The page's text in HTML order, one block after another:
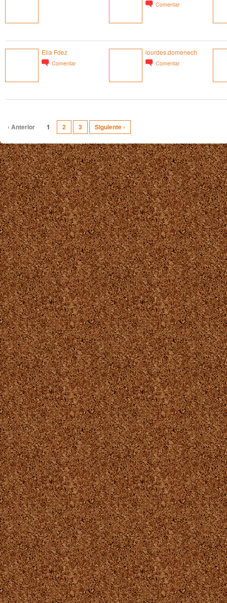
Comentar
Elia Fdez
Comentar
lourdes.domenech
Comentar
‹ Anterior 1 2 3 Siguiente ›